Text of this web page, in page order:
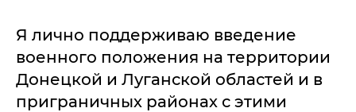
Я лично поддерживаю введение
военного положения на территории
Донецкой и Луганской областей и в
приграничных районах с этими